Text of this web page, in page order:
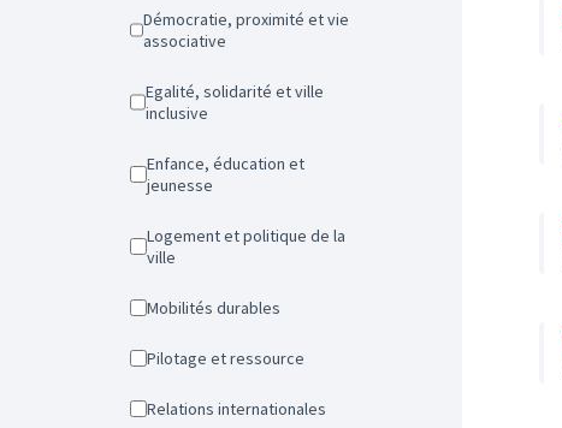
Démocratie, proximité et vie
associative
Egalité, solidarité et ville
inclusive
Enfance, éducation et
jeunesse
Logement et politique de la
ville
Mobilités durables
Pilotage et ressource
Relations internationales